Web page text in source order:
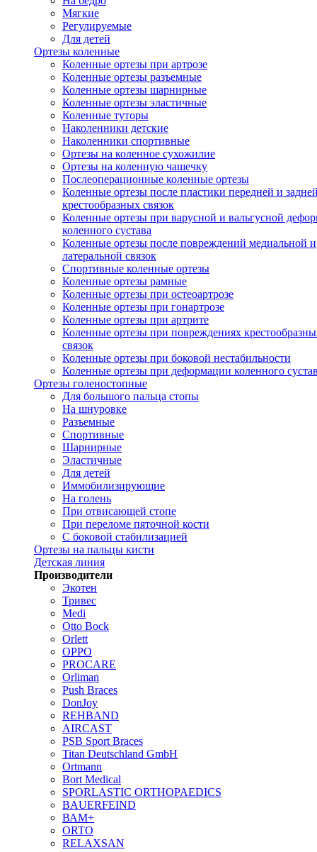
Мягкие
Регулируемые
Для детей
Ортезы коленные
Коленные ортезы при артрозе
Коленные ортезы разъемные
Коленные ортезы шарнирные
Коленные ортезы эластичные
Коленные туторы
Наколенники детские
Наколенники спортивные
Ортезы на коленное сухожилие
Ортезы на коленную чашечку
Послеоперационные коленные ортезы
Коленные ортезы после пластики передней и
крестообразных связок
Коленные ортезы при варусной и вальгусной
коленного сустава
Коленные ортезы после повреждений медиальной и
латеральной связок
Спортивные коленные ортезы
Коленные ортезы рамные
Коленные ортезы при остеоартрозе
Коленные ортезы при гонартрозе
Коленные ортезы при артрите
Коленные ортезы при повреждениях
связок
Коленные ортезы при боковой нестабильности
Коленные ортезы при деформации коленного
Ортезы голеностопные
Для большого пальца стопы
На шнуровке
Разъемные
Спортивные
Шарнирные
Эластичные
Для детей
Иммобилизирующие
На голень
При отвисающей стопе
При переломе пяточной кости
С боковой стабилизацией
Ортезы на пальцы кисти
Детская линия
Производители
Экотен
Тривес
Medi
Otto Bock
Orlett
OPPO
PROCARE
Orliman
Push Braces
DonJoy
REHBAND
AIRCAST
PSB Sport Braces
Titan Deutschland GmbH
Ortmann
Bort Medical
SPORLASTIC ORTHOPAEDICS
BAUERFEIND
ВАМ+
ORTO
RELAXSAN